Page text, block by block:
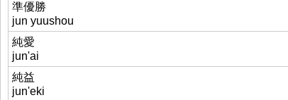
準優勝
jun yuushou
純愛
jun'ai
純益
jun'eki